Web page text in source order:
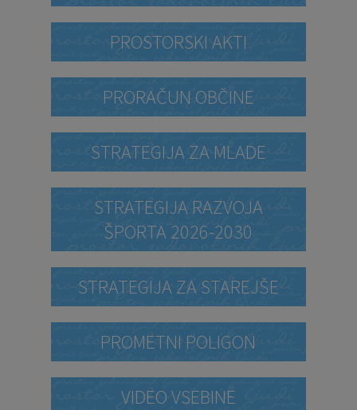
PROSTORSKI AKTI
PRORAČUN OBČINE
STRATEGIJA ZA MLADE
STRATEGIJA RAZVOJA
ŠPORTA 2026-2030
STRATEGIJA ZA STAREJŠE
PROMETNI POLIGON
VIDEO VSEBINE